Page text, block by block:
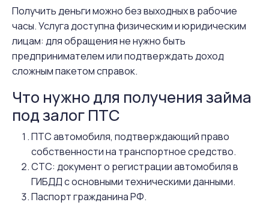
Получить деньги можно без выходных в рабочие
часы. Услуга доступна физическим и юридическим
лицам: для обращения не нужно быть
предпринимателем или подтверждать доход
сложным пакетом справок.
Что нужно для получения займа
под залог ПТС
ПТС автомобиля, подтверждающий право
собственности на транспортное средство.
СТС: документ о регистрации автомобиля в
ГИБДД с основными техническими данными.
Паспорт гражданина РФ.